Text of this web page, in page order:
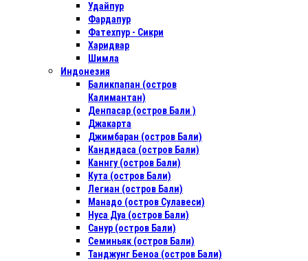
Удайпур
Фардапур
Фатехпур - Сикри
Харидвар
Шимла
Индонезия
Баликпапан (остров
Калимантан)
Денпасар (остров Бали )
Джакарта
Джимбаран (остров Бали)
Кандидаса (остров Бали)
Каннгу (остров Бали)
Кута (остров Бали)
Легиан (остров Бали)
Манадо (остров Сулавеси)
Нуса Дуа (остров Бали)
Санур (остров Бали)
Семиньяк (остров Бали)
Танджунг Беноа (остров Бали)